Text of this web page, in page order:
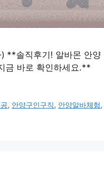
**솔직후기! 알바몬 안양
금 바로 확인하세요.**
, 안양구인구직, 안양알바체험,